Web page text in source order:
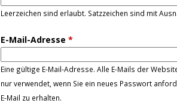
u
p
t
-
Leerzeichen sind erlaubt. Satzzeichen sind mit
E-Mail-Adresse *
Eine gültige E-Mail-Adresse. Alle E-Mails der
nur verwendet, wenn Sie ein neues Passwort
E-Mail zu erhalten.